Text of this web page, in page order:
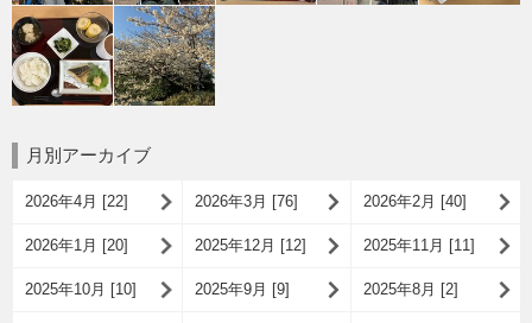
月別アーカイブ
2026年4月 [22] 2026年3月 [76] 2026年2月 [40]
2026年1月 [20] 2025年12月 [12] 2025年11月 [11]
2025年10月 [10] 2025年9月 [9] 2025年8月 [2]